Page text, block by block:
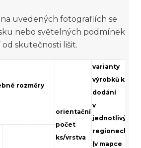
uvedených fotografiích se
nebo světelných podmínek
skutečnosti lišit.
rozměry
orientační
počet
ks/vrstva
varianty
výrobků k
dodání
v
jednotlivých
regionech
(v mapce